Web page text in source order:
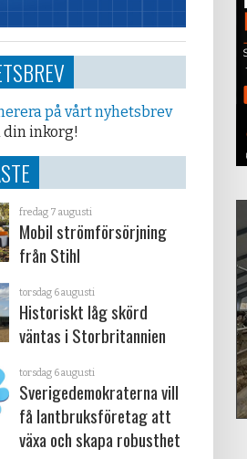
på vårt nyhetsbrev
din inkorg!
fredag 7 augusti
Mobil strömförsörjning
från Stihl
torsdag 6 augusti
Historiskt låg skörd
väntas i Storbritannien
torsdag 6 augusti
Sverigedemokraterna vill
få lantbruksföretag att
växa och skapa robusthet